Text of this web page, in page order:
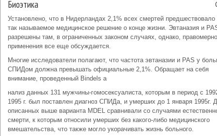
Биоэтика
Установлено, что в Нидерландах 2,1% всех смертей предшествовало
так называемое медицинское решение о конце жизни. Эвтаназия и
разрешены там, в ограниченных законом случаях, однако,
применения все еще обсуждается.
Многие исследователи полагают, что частота эвтаназии и PAS у
СПИДом должна превышать официальные 2,1%. Обращает на себя
внимание, проведенный Bindels а
нализ данных 131 мужчины-гомосексуалиста, которым в период с
1995 г. был поставлен диагноз СПИДа, и умерших до 1 января 1995г.
описанных выше варианта MDEL сравнивали со случаями
смерти, к которым относили умерших без какого-либо медицинского
вмешательства, что также могло укорачивать жизнь больного.